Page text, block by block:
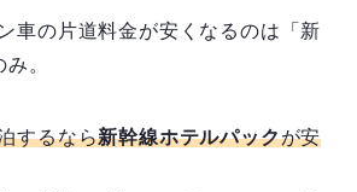
車の片道料金が安くなるのは「新
。
するなら新幹線ホテルパックが安